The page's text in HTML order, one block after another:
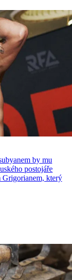
by mu
postojáře
Grigorianem, který